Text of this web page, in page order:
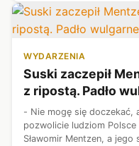
WYDARZENIA
Suski zaczepił
z ripostą. Padło
- Nie mogę się doczekać,
pozwolicie ludziom
Sławomir Mentzen, a jego